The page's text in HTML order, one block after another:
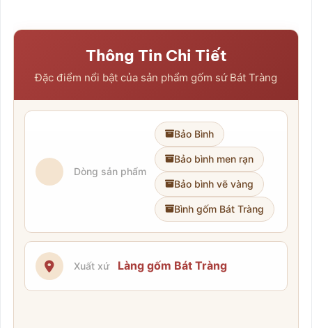
Thông Tin Chi Tiết
Đặc điểm nổi bật của sản phẩm gốm sứ Bát Tràng
Dòng sản phẩm
Bảo Bình
Bảo bình men rạn
Bảo bình vẽ vàng
Bình gốm Bát Tràng
Xuất xứ Làng gốm Bát Tràng